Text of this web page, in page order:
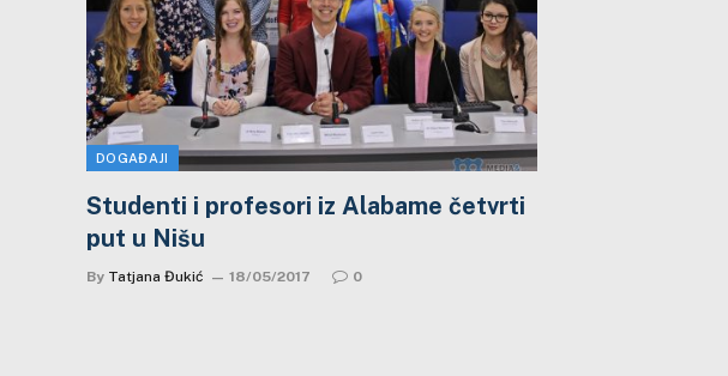
DOGAĐAJI
Studenti i profesori iz Alabame četvrti
put u Nišu
By Tatjana Đukić 18/05/2017 0